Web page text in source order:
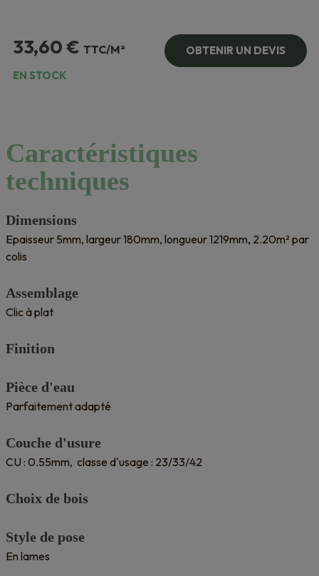
33,60€ TTC/M²
OBTENIR UN DEVIS
EN STOCK
Caractéristiques
techniques
Dimensions
Epaisseur 5mm, largeur 180mm, longueur 1219mm, 2.20m² par
colis
Assemblage
Clic à plat
Finition
Pièce d'eau
Parfaitement adapté
Couche d'usure
CU : 0.55mm, classe d'usage : 23/33/42
Choix de bois
Style de pose
En lames